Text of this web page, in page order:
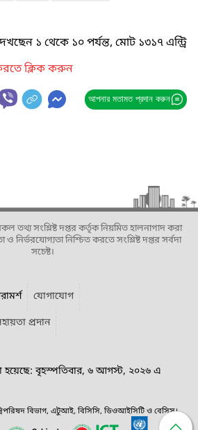
১ থেকে ১০ পর্যন্ত, মোট ১৩১৭ এন্ট্রি
ক্লিক করুন
আপনার মতামত প্রদান করুন
তথ্য সংশ্লিষ্ট দপ্তর কর্তৃক নিয়মিত হালনাগাদ করা
ও নির্ভরযোগ্যতা নিশ্চিত করতে সংশ্লিষ্ট দপ্তর সর্বদা
সচেষ্ট।
যোগাযোগ
প্রদান
হয়েছে: বৃহস্পতিবার, ৬ আগস্ট, ২০২৬ এ
বিভাগ, এটুআই, বিসিসি, ডিওআইসিটি ও বেসিস।